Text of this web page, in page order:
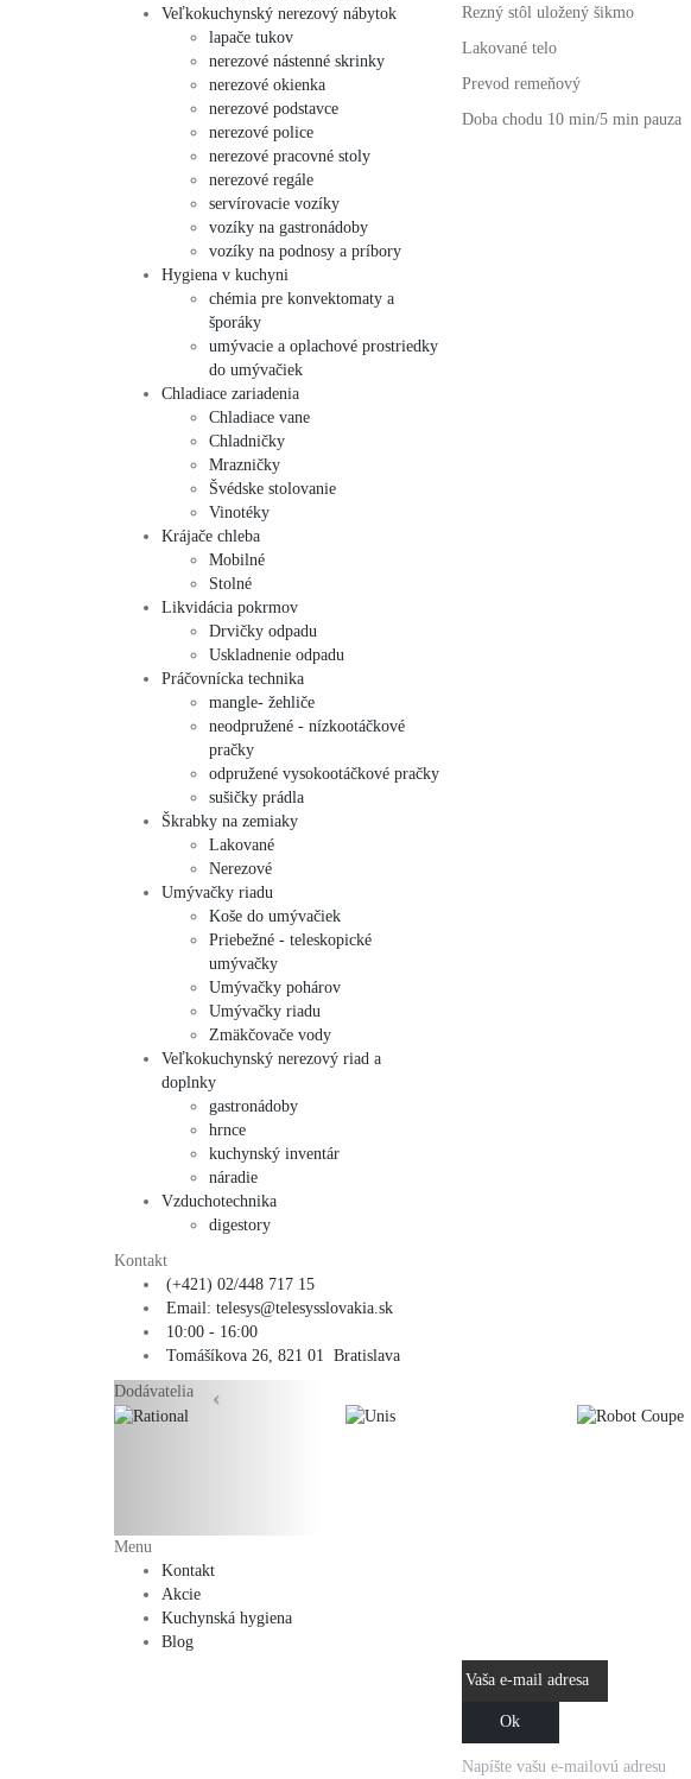
Veľkokuchynský nerezový nábytok
lapače tukov
nerezové nástenné skrinky
nerezové okienka
nerezové podstavce
nerezové police
nerezové pracovné stoly
nerezové regále
servírovacie vozíky
vozíky na gastronádoby
vozíky na podnosy a príbory
Hygiena v kuchyni
chémia pre konvektomaty a
šporáky
umývacie a oplachové prostriedky
do umývačiek
Chladiace zariadenia
Chladiace vane
Chladničky
Mrazničky
Švédske stolovanie
Vinotéky
Krájače chleba
Mobilné
Stolné
Likvidácia pokrmov
Drvičky odpadu
Uskladnenie odpadu
Práčovnícka technika
mangle- žehliče
neodpružené - nízkootáčkové
pračky
odpružené vysokootáčkové pračky
sušičky prádla
Škrabky na zemiaky
Lakované
Nerezové
Umývačky riadu
Koše do umývačiek
Priebežné - teleskopické
umývačky
Umývačky pohárov
Umývačky riadu
Zmäkčovače vody
Veľkokuchynský nerezový riad a
doplnky
gastronádoby
hrnce
kuchynský inventár
náradie
Vzduchotechnika
digestory
Rezný stôl uložený šikmo
Lakované telo
Prevod remeňový
Doba chodu 10 min/5 min pauza
Kontakt
(+421) 02/448 717 15
Email: telesys@telesysslovakia.sk
10:00 - 16:00
Tomášíkova 26, 821 01 Bratislava
Dodávatelia
‹
Menu
Kontakt
Akcie
Kuchynská hygiena
Blog
Napíšte vašu e-mailovú adresu